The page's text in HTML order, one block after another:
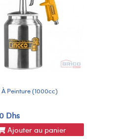
Peinture (1000cc)
Dhs
Ajouter au panier